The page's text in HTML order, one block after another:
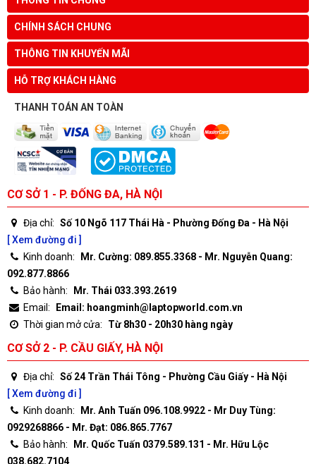
CHÍNH SÁCH CHUNG
THÔNG TIN KHUYẾN MÃI
HỖ TRỢ KHÁCH HÀNG
THANH TOÁN AN TOÀN
CƠ SỞ 1 - P. ĐỐNG ĐA, HÀ NỘI
Địa chỉ: Số 10 Ngõ 117 Thái Hà - Phường Đống Đa - Hà Nội
[ Xem đường đi ]
Kinh doanh:
Mr. Cường: 089.855.3368 - Mr. Nguyễn Quang:
092.877.8866
Bảo hành:
Mr. Thái 033.393.2619
Email:
Email: hoangminh@laptopworld.com.vn
Thời gian mở cửa:
Từ 8h30 - 20h30 hàng ngày
CƠ SỞ 2 - P. CẦU GIẤY, HÀ NỘI
Địa chỉ: Số 24 Trần Thái Tông - Phường Cầu Giấy - Hà Nội
[ Xem đường đi ]
Kinh doanh:
Mr. Anh Tuấn 096.108.9922 - Mr Duy Tùng:
0929268866 - Mr. Đạt: 086.865.7767
Bảo hành:
Mr. Quốc Tuấn 0379.589.131 - Mr. Hữu Lộc
038.682.7104